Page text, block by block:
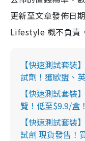
更新至文章發佈日
Lifestyle 概不負責
【快速測試套裝
試劑！獲歐盟、
【快速測試套裝
覽！低至$9.9/盒
【快速測試套裝
試劑 現貨發售！